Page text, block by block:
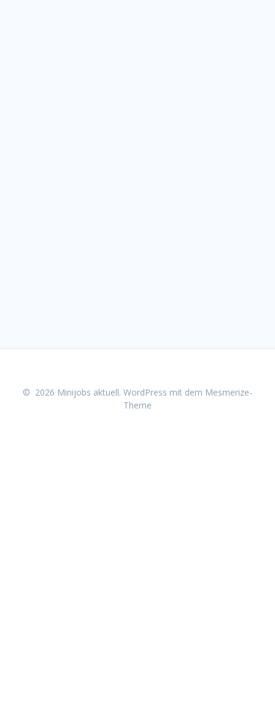
© 2026 Minijobs aktuell. WordPress mit dem Mesmerize-
Theme